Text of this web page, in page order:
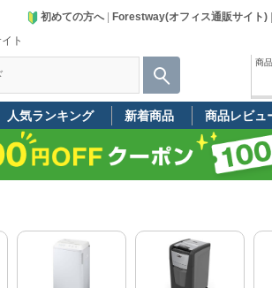
ト
初めての方へ| Forestway(オフィス通販サイト)
商
人気ランキング 新着商品 商品レビュ